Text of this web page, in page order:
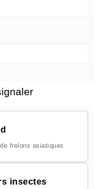
frelons asiatiques
insectes